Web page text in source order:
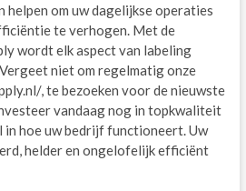
helpen om uw dagelijkse operaties
te verhogen. Met de
wordt elk aspect van labeling
niet om regelmatig onze
, te bezoeken voor de nieuwste
vandaag nog in topkwaliteit
in hoe uw bedrijf functioneert. Uw
helder en ongelofelijk efficiënt